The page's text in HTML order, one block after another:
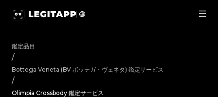
鑑定品目
/
Bottega Veneta (BV ボッテガ・ヴェネタ) 鑑定サービス
/
Olimpia Crossbody 鑑定サービス